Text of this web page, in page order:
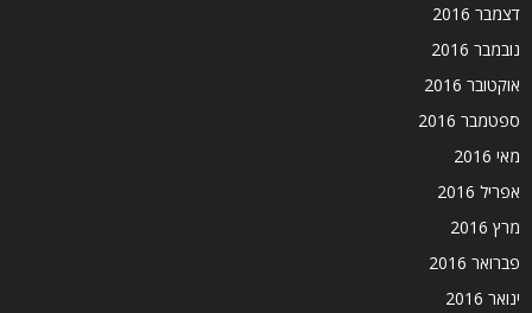
דצמבר 2016
נובמבר 2016
אוקטובר 2016
ספטמבר 2016
מאי 2016
אפריל 2016
מרץ 2016
פברואר 2016
ינואר 2016